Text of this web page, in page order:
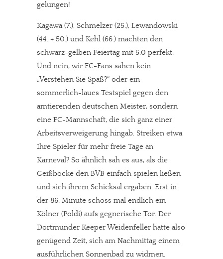
gelungen!
Kagawa (7.), Schmelzer (25.), Lewandowski
(44. + 50.) und Kehl (66.) machten den
schwarz-gelben Feiertag mit 5:0 perfekt.
Und nein, wir FC-Fans sahen kein
„Verstehen Sie Spaß?“ oder ein
sommerlich-laues Testspiel gegen den
amtierenden deutschen Meister, sondern
eine FC-Mannschaft, die sich ganz einer
Arbeitsverweigerung hingab. Streiken etwa
Ihre Spieler für mehr freie Tage an
Karneval? So ähnlich sah es aus, als die
Geißböcke den BVB einfach spielen ließen
und sich ihrem Schicksal ergaben. Erst in
der 86. Minute schoss mal endlich ein
Kölner (Poldi) aufs gegnerische Tor. Der
Dortmunder Keeper Weidenfeller hatte also
genügend Zeit, sich am Nachmittag einem
ausführlichen Sonnenbad zu widmen.